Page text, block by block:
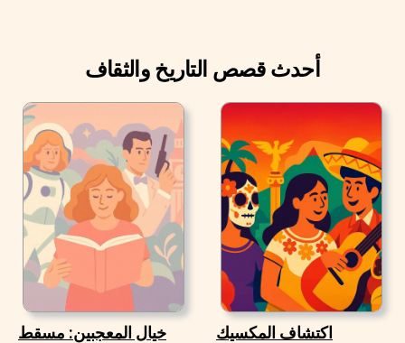
أحدث قصص التاريخ والثقاف
خيال المعجبين: مسقط
اكتشاف المكسيك